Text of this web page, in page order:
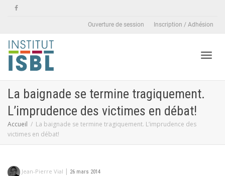
Ouverture de session Inscription / Adhésion
La baignade se termine tragiquement.
L’imprudence des victimes en débat!
Accueil
La baignade se termine tragiquement. L’imprudence des
victimes en débat!
Jean-Pierre Vial | 26 mars 2014